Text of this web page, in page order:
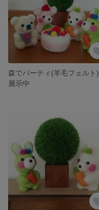
森でパーティ(羊毛フェルト)
展示中